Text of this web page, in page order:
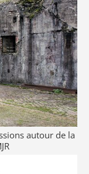
autour de la